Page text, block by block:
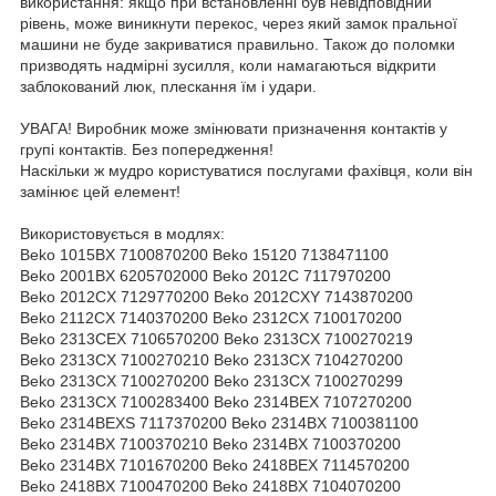
рівень, може виникнути перекос, через який замок пральної
машини не буде закриватися правильно. Також до поломки
призводять надмірні зусилля, коли намагаються відкрити
заблокований люк, плескання їм і удари.
УВАГА! Виробник може змінювати призначення контактів у
групі контактів. Без попередження!
Наскільки ж мудро користуватися послугами фахівця, коли він
замінює цей елемент!
Використовується в модлях:
Beko 1015BX 7100870200 Beko 15120 7138471100
Beko 2001BX 6205702000 Beko 2012C 7117970200
Beko 2012CX 7129770200 Beko 2012CXY 7143870200
Beko 2112CX 7140370200 Beko 2312CX 7100170200
Beko 2313CEX 7106570200 Beko 2313CX 7100270219
Beko 2313CX 7100270210 Beko 2313CX 7104270200
Beko 2313CX 7100270200 Beko 2313CX 7100270299
Beko 2313CX 7100283400 Beko 2314BEX 7107270200
Beko 2314BEXS 7117370200 Beko 2314BX 7100381100
Beko 2314BX 7100370210 Beko 2314BX 7100370200
Beko 2314BX 7101670200 Beko 2418BEX 7114570200
Beko 2418BX 7100470200 Beko 2418BX 7104070200